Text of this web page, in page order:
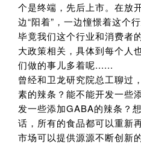
个是终端，先后上市。在放
边“阳着”，一边憧憬着这个
毕竟我们这个行业和消费者
大政策相关，具体到每个人
们做的事儿多着呢......
曾经和卫龙研究院总工聊过
素的辣条？能不能开发一些
发一些添加GABA的辣条？
话，所有的食品都可以重新
市场可以提供源源不断创新